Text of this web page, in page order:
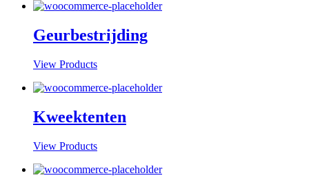
Geurbestrijding
View Products
Kweektenten
View Products